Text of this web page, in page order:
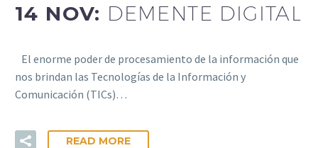
14 NOV: DEMENTE DIGITAL
El enorme poder de procesamiento de la información que
nos brindan las Tecnologías de la Información y
Comunicación (TICs)…
READ MORE